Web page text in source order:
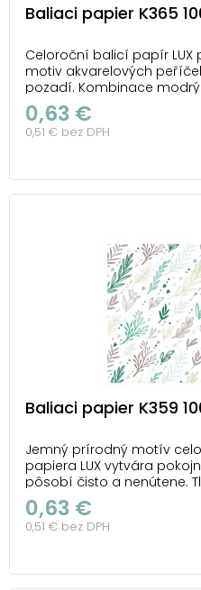
Baliaci papier K365
Celoroční balicí papír LUX
motiv akvarelových
pozadí. Kombinace
tónů působí lehce a
balení dárků pro děti i
přírodou dodá vašemu
počet ks v balení: 25
0,63 €
0,51 € bez DPH
Baliaci papier K359
Jemný prírodný motív
papiera LUX vytvára
pôsobí čisto a nenútene.
kombinácii s neutrálnymi
ľahkosť a prirodzenú
osloví všetkých, ktorí majú
0,63 €
0,51 € bez DPH